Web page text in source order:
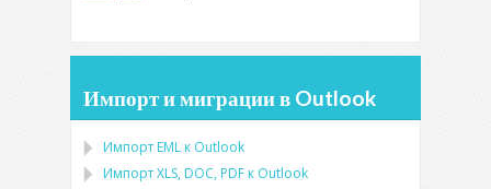
Импорт и миграции в Outlook
Импорт EML к Outlook
ИмпортXLS, DOC, PDF к Outlook